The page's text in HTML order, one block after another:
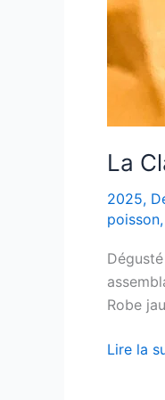
La
2025,
poisson,
Robe
La
Lire la